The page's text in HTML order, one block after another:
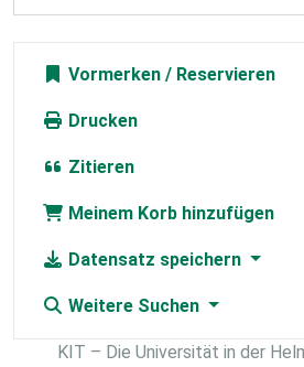
Vormerken
Drucken
Zitieren
Meinem Korb hinzufügen
Datensatz speichern
Weitere Suchen
KIT – Die Universität in der